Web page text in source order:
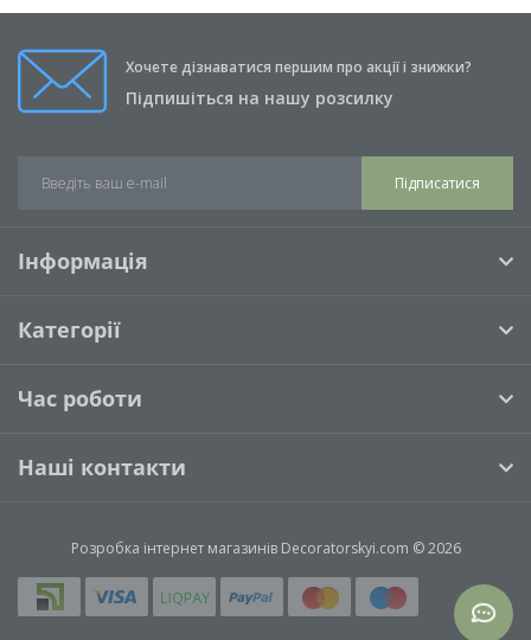
Хочете дізнаватися першим про акції і знижки?
Підпишіться на нашу розсилку
Підписатися
Інформація
Категорії
Час роботи
Наші контакти
Розробка інтернет магазинівDecoratorskyi.com © 2026